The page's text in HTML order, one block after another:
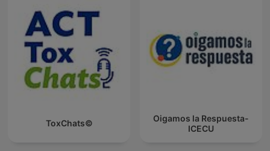
ToxChats©
Oigamos la Respuesta-
ICECU